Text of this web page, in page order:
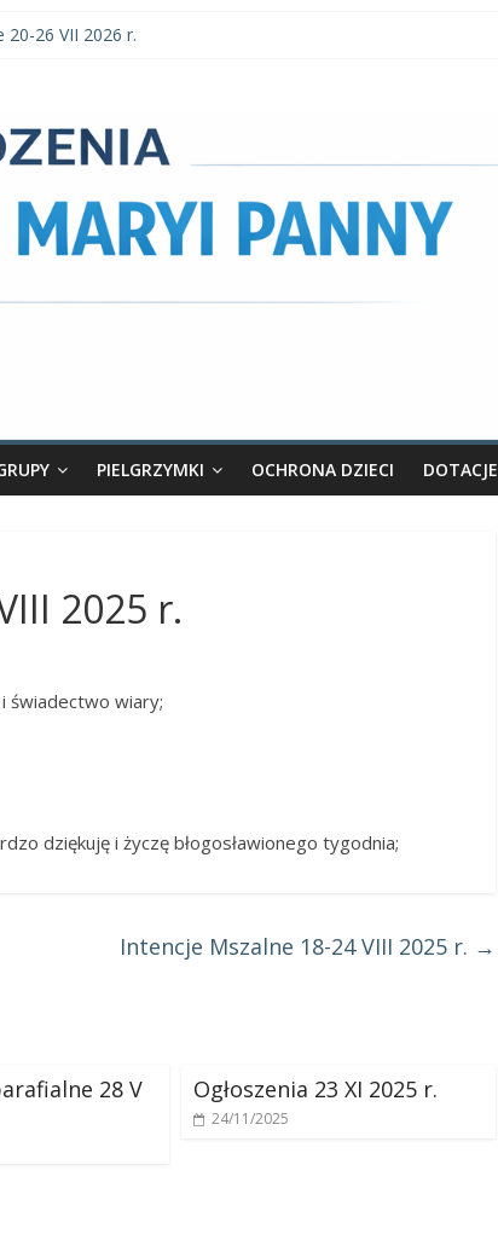
26 VII 2026 r.
VII-2 VIII 2026 r.
PIELGRZYMKI OCHRONA DZIECI DOTACJE
2025 r.
świadectwo wiary;
dziękuję i życzę błogosławionego tygodnia;
Intencje Mszalne 18-24 VIII 2025 r. →
28 V
Ogłoszenia 23 XI 2025 r.
24/11/2025